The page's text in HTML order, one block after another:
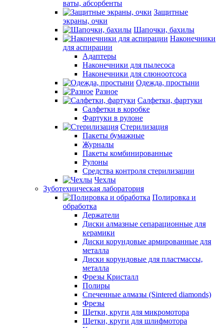
ваты, абсорбенты
Защитные
экраны, очки
Шапочки, бахилы
Наконечники
для аспирации
Адаптеры
Наконечники для пылесоса
Наконечники для слюноотсоса
Одежда, простыни
Разное
Салфетки, фартуки
Салфетки в коробке
Фартуки в рулоне
Стерилизация
Пакеты бумажные
Журналы
Пакеты комбинированные
Рулоны
Средства контроля стерилизации
Чехлы
Зуботехническая лаборатория
Полировка и
обработка
Держатели
Диски алмазные сепарационные для
керамики
Диски корундовые армированные для
металла
Диски корундовые для пластмассы,
металла
Фрезы Кристалл
Полиры
Спеченные алмазы (Sintered diamonds)
Фрезы
Щетки, круги для микромотора
Щетки, круги для шлифмотора